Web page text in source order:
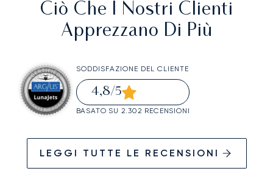
Ciò Che I Nostri Clienti
Apprezzano Di Più
SODDISFAZIONE DEL CLIENTE
4,8/5
BASATO SU 2.302 RECENSIONI
LEGGI TUTTE LE RECENSIONI